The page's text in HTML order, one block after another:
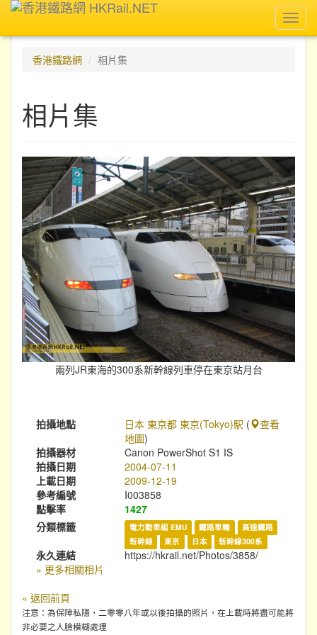
香港鐵路網
相片集
相片集
兩列JR東海的300系新幹線列車停在東京站月台
拍攝地點 日本 東京都 東京(Tokyo)駅 (
查看
地圖)
拍攝器材
Canon PowerShot S1 IS
拍攝日期
2004-07-11
上載日期
2009-12-19
參考編號
I003858
點擊率
1427
分類標籤
電力動車組 EMU 鐵路車輛
高速鐵路
新幹線
東京 日本 新幹線300系
永久連結
https://hkrail.net/Photos/3858/
» 更多相關相片
« 返回前頁
注意：為保障私隱，二零零八年或以後拍攝的照片，在上載時將盡可能將
非必要之人臉模糊處理